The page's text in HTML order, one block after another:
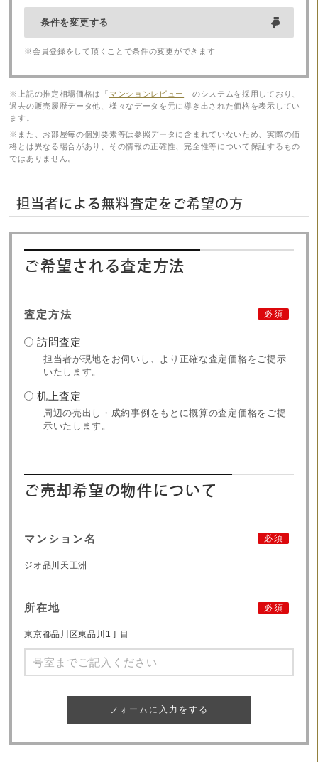
条件を変更する
※会員登録をして頂くことで条件の変更ができます
※上記の推定相場価格は「 マンションレビュー 」のシステムを採用しており、
過去の販売履歴データ他、様々なデータを元に導き出された価格を表示してい
ます。
※また、お部屋毎の個別要素等は参照データに含まれていないため、実際の価
格とは異なる場合があり、その情報の正確性、完全性等について保証するもの
ではありません。
担当者による無料査定をご希望の方
ご希望される査定方法
査定方法 必須
訪問査定
担当者が現地をお伺いし、より正確な査定価格をご提示
いたします。
机上査定
周辺の売出し・成約事例をもとに概算の査定価格をご提
示いたします。
ご売却希望の物件について
マンション名 必須
ジオ品川天王洲
所在地 必須
東京都品川区東品川1丁目
フォームに入力をする